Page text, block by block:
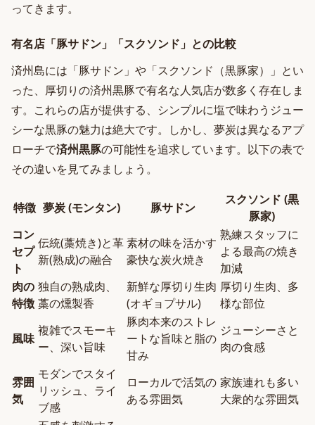
ってきます。
有名店「豚サドン」「スクソンド」との比較
済州島には「豚サドン」や「スクソンド（黒豚家）」とい
った、厚切りの済州黒豚で有名な人気店が数多く存在しま
す。これらの店が提供する、シンプルに塩で味わうジュー
シーな黒豚の魅力は絶大です。しかし、夢炭は異なるアプ
ローチで済州黒豚の可能性を追求しています。以下の表で
その違いを見てみましょう。
特徴 夢炭 (モンタン) 豚サドン
スクソンド (黒
豚家)
コン
セプ
ト
伝統(藁焼き)と革
新(熟成)の融合
素材の味を活かす
豪快な炭火焼き
熟練スタッフに
よる最高の焼き
加減
肉の
特徴
独自の熟成肉、
藁の燻製香
新鮮な厚切り生肉
(オギョプサル)
厚切り生肉、多
様な部位
風味
複雑でスモーキ
ー、深い旨味
豚肉本来のストレ
ートな旨味と脂の
甘み
ジューシーさと
肉の食感
雰囲
気
モダンでスタイ
リッシュ、ライ
ブ感
ローカルで活気の
ある雰囲気
家族連れも多い
大衆的な雰囲気